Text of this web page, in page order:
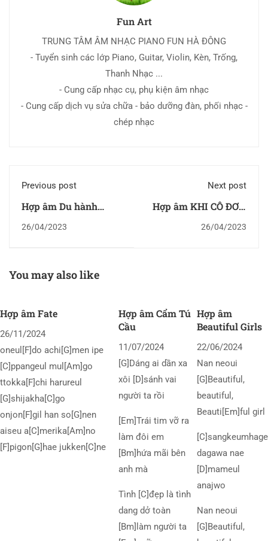
Fun Art
TRUNG TÂM ÂM NHẠC PIANO FUN HÀ ĐÔNG
- Tuyển sinh các lớp Piano, Guitar, Violin, Kèn, Trống,
Thanh Nhạc ...
- Cung cấp nhạc cụ, phụ kiện âm nhạc
- Cung cấp dịch vụ sửa chữa - bảo dưỡng đàn, phối nhạc -
chép nhạc
Previous post
Hợp âm Du hành
(Chuǎng tiānyá - 闯天
26/04/2023
Next post
Hợp âm KHI CÔ ĐƠN
VERSION)
26/04/2023
You may also like
Hợp âm Fate
26/11/2024
oneul[F]do achi[G]men ipe
[C]ppangeul mul[Am]go
ttokka[F]chi harureul
[G]shijakha[C]go
onjon[F]gil han so[G]nen
aiseu a[C]merika[Am]no
[F]pigon[G]hae jukken[C]ne
Hợp âm Cẩm Tú
Cầu
11/07/2024
[G]Dáng ai dần xa
xôi [D]sánh vai
người ta rồi
[Em]Trái tim vỡ ra
làm đôi em
[Bm]hứa mãi bên
anh mà
Tình [C]đẹp là tình
dang dở toàn
[Bm]làm người ta
Hợp âm
Beautiful Girls
22/06/2024
Nan neoui
[G]Beautiful,
beautiful,
Beauti[Em]ful girl
[C]sangkeumhage
dagawa nae
[D]mameul
anajwo
Nan neoui
[G]Beautiful,